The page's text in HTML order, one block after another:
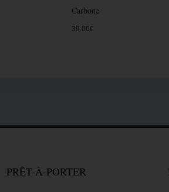
Carbone
39.00€
PRÊT-À-PORTER